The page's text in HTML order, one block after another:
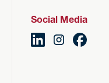
Social Media